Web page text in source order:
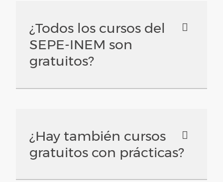
¿Todos los cursos del
SEPE-INEM son
gratuitos?
¿Hay también cursos
gratuitos con prácticas?